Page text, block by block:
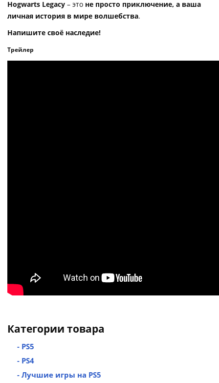
Hogwarts Legacy – это не просто приключение, а ваша
личная история в мире волшебства.
Напишите своё наследие!
Трейлер
Категории товара
- PS5
- PS4
- Лучшие игры на PS5